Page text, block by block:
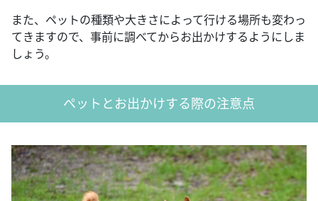
また、ペットの種類や大きさによって行ける場所も変わっ
てきますので、事前に調べてからお出かけするようにしま
しょう。
ペットとお出かけする際の注意点